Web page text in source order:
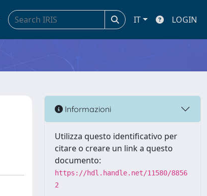
IT LOGIN
Informazioni
Utilizza questo identificativo per
citare o creare un link a questo
documento:
https://hdl.handle.net/11580/8856
2